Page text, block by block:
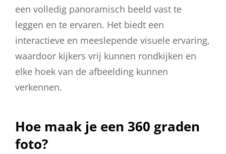
een volledig panoramisch beeld vast te
leggen en te ervaren. Het biedt een
interactieve en meeslepende visuele ervaring,
waardoor kijkers vrij kunnen rondkijken en
elke hoek van de afbeelding kunnen
verkennen.
Hoe maak je een 360 graden
foto?